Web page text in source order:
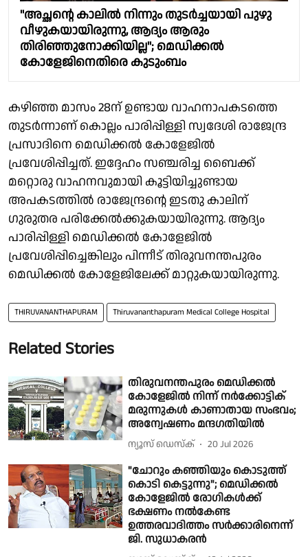
"അച്ഛൻ്റെ കാലിൽ നിന്നും തുടർച്ചയായി പുഴു
വീഴുകയായിരുന്നു, ആദ്യം ആരും
തിരിഞ്ഞുനോക്കിയില്ല"; മെഡിക്കൽ
കോളേജിനെതിരെ കുടുംബം
കഴിഞ്ഞ മാസം 28ന് ഉണ്ടായ വാഹനാപകടത്തെ
തുടർന്നാണ് കൊല്ലം പാരിപ്പിള്ളി സ്വദേശി രാജേന്ദ്ര
പ്രസാദിനെ മെഡിക്കൽ കോളേജിൽ
പ്രവേശിപ്പിച്ചത്. ഇദ്ദേഹം സഞ്ചരിച്ച ബൈക്ക്
മറ്റൊരു വാഹനവുമായി കൂട്ടിയിച്ചുണ്ടായ
അപകടത്തിൽ രാജേന്ദ്രൻ്റെ ഇടതു കാലിന്
ഗുരുതര പരിക്കേൽക്കുകയായിരുന്നു. ആദ്യം
പാരിപ്പിള്ളി മെഡിക്കൽ കോളേജിൽ
പ്രവേശിപ്പിച്ചെങ്കിലും പിന്നീട് തിരുവനന്തപുരം
മെഡിക്കൽ കോളേജിലേക്ക് മാറ്റുകയായിരുന്നു.
THIRUVANANTHAPURAM Thiruvananthapuram Medical College Hospital
Related Stories
തിരുവനന്തപുരം മെഡിക്കൽ
കോളേജിൽ നിന്ന് നർക്കോട്ടിക്
മരുന്നുകൾ കാണാതായ സംഭവം;
അന്വേഷണം മന്ദഗതിയിൽ
ന്യൂസ് ഡെസ്ക് 20 Jul 2026
"ചോറും കഞ്ഞിയും കൊടുത്ത്
കൊടി കെട്ടുന്നു"; മെഡിക്കൽ
കോളേജിൽ രോഗികൾക്ക്
ഭക്ഷണം നൽകേണ്ട
ഉത്തരവാദിത്തം സർക്കാരിനെന്ന്
ജി. സുധാകരൻ